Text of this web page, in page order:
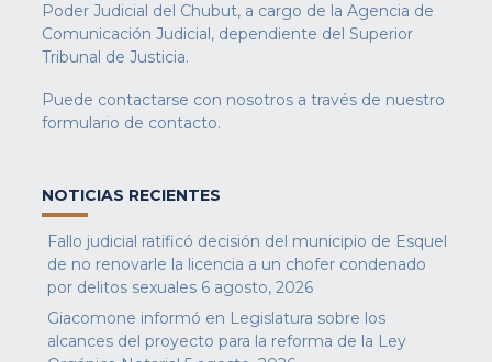
Poder Judicial del Chubut, a cargo de la Agencia de
Comunicación Judicial, dependiente del Superior
Tribunal de Justicia.
Puede contactarse con nosotros a través de nuestro
formulario de contacto.
NOTICIAS RECIENTES
Fallo judicial ratificó decisión del municipio de Esquel
de no renovarle la licencia a un chofer condenado
por delitos sexuales 6 agosto, 2026
Giacomone informó en Legislatura sobre los
alcances del proyecto para la reforma de la Ley